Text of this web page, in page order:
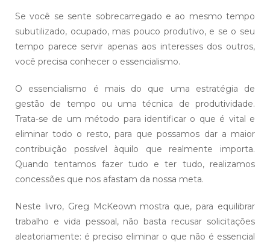
Se você se sente sobrecarregado e ao mesmo tempo
subutilizado, ocupado, mas pouco produtivo, e se o seu
tempo parece servir apenas aos interesses dos outros,
você precisa conhecer o essencialismo.
O essencialismo é mais do que uma estratégia de
gestão de tempo ou uma técnica de produtividade.
Trata-se de um método para identificar o que é vital e
eliminar todo o resto, para que possamos dar a maior
contribuição possível àquilo que realmente importa.
Quando tentamos fazer tudo e ter tudo, realizamos
concessões que nos afastam da nossa meta.
Neste livro, Greg McKeown mostra que, para equilibrar
trabalho e vida pessoal, não basta recusar solicitações
aleatoriamente: é preciso eliminar o que não é essencial